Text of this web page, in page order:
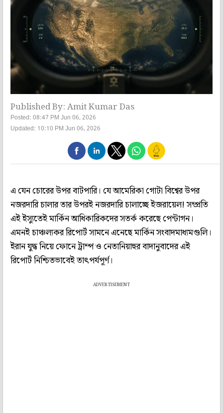
Published By: Amit Kumar Das
Posted: 08:47 PM Jun 06, 2026
Updated: 10:10 PM Jun 06, 2026
এ যেন চোরের উপর বাটপারি। যে আমেরিকা গোটা বিশ্বের উপর
নজরদারি চালার তার উপরই নজরদারি চালাচ্ছে ইজরায়েল! সম্প্রতি
এই ইস্যুতেই মার্কিন আধিকারিকদের সতর্ক করেছে পেন্টাগন।
এমনই চাঞ্চল্যকর রিপোর্ট সামনে এনেছে মার্কিন সংবাদমাধ্যমগুলি।
ইরান যুদ্ধ নিয়ে ফোনে ট্রাম্প ও নেতানিয়াহুর বাদানুবাদের এই
রিপোর্ট নিশ্চিতভাবেই তাৎপর্যপূর্ণ।
ADVERTISEMENT